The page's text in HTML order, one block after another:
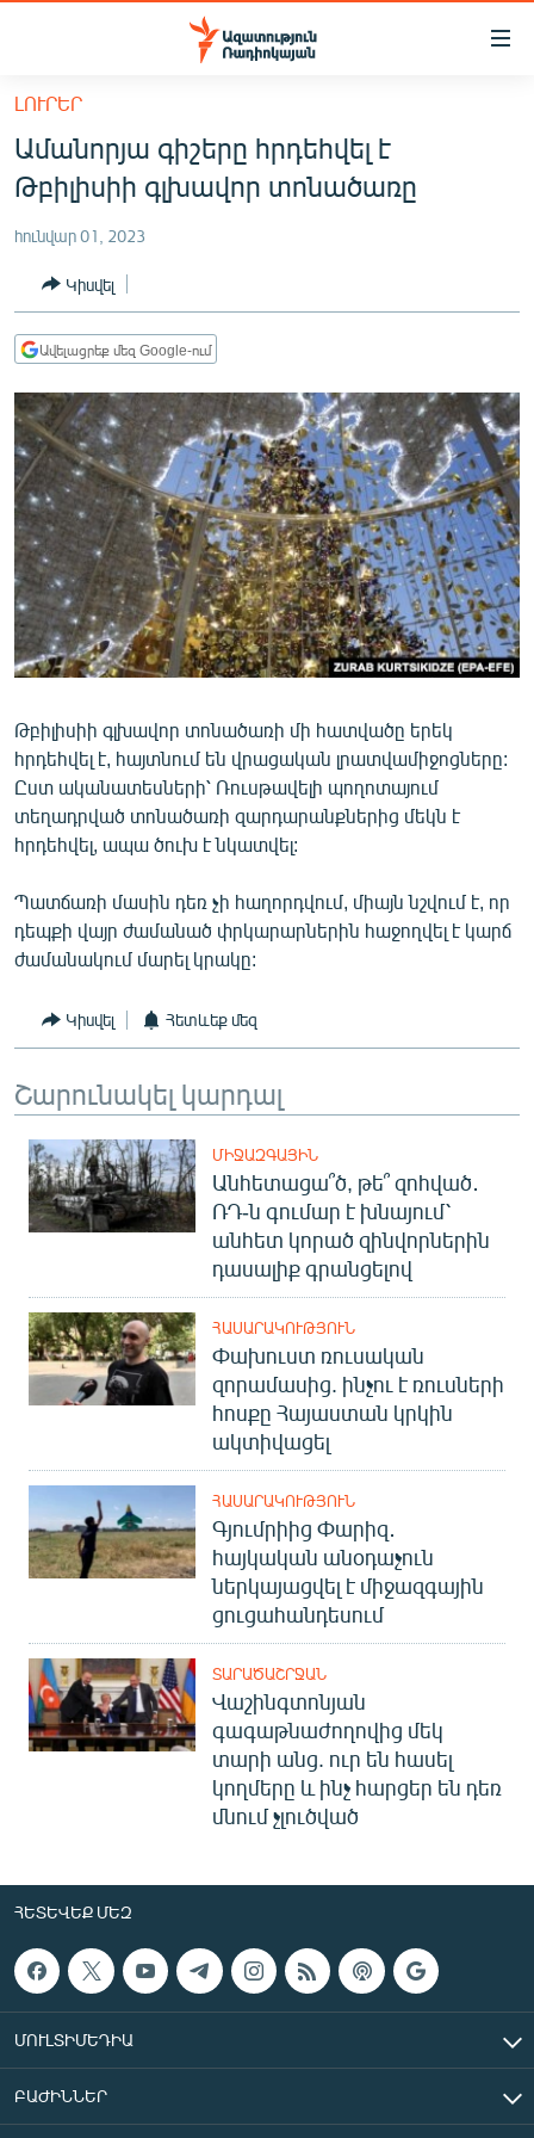
Մատչելիության
հիմնական
բովանդակությանը
Անցնել
հիմնական
մենյուին
ՀԱՅԱՍՏԱՆ
ՔԱՂԱՔԱԿԱՆ
ԸՆՏՐՈՒԹՅՈՒՆՆԵՐ 2026
ԻՐԱՎՈՒՆՔ
ՀԱՍԱՐԱԿՈՒԹՅՈՒՆ
ՂԱՐԱԲԱՂ
ՊԱՏԵՐԱԶՄԻ 6 ՇԱԲԱԹՆԵՐԸ
ՏԱՐԱԾԱՇՐՋԱՆ
ՄԻՋԱԶԳԱՅԻՆ
ՄՇԱԿՈՒՅԹ
ՍՊՈՐՏ
ՄԵԿՆԱԲԱՆՈՒԹՅՈՒՆ
ՏՏ ԵՒ ԻՆՏԵՐՆԵՏ
ԿՈՐՈՆԱՎԻՐՈՒՍ
ԱՐԽԻՎ
ՏԵՍԱՆՅՈՒԹԵՐ
ԲԱՆԱՎԵՃ
ՁԳՏԵԼՈՎ ԼԱՎԱԳՈՒՅՆԻՆ
Հայերեն
English
ՀԵՏԵՎԵՔ ՄԵԶ
«Ազատության» բոլոր կայքերը
ԼՈՒՐԵՐ
Ամանորյա գիշերը հրդեհվել է
Թբիլիսիի գլխավոր տոնածառը
հունվար 01, 2023
Կիսվել
Ավելացրեք մեզ Google-ում
Թբիլիսիի գլխավոր տոնածառի մի հատվածը երեկ
հրդեհվել է, հայտնում են վրացական լրատվամիջոցները:
Ըստ ականատեսների՝ Ռուսթավելի պողոտայում
տեղադրված տոնածառի զարդարանքներից մեկն է
հրդեհվել, ապա ծուխ է նկատվել:
Պատճառի մասին դեռ չի հաղորդվում, միայն նշվում է, որ
դեպքի վայր ժամանած փրկարարներին հաջողվել է կարճ
ժամանակում մարել կրակը:
Կիսվել Հետևեք մեզ
Շարունակել կարդալ
ՄԻՋԱԶԳԱՅԻՆ
Անհետացա՞ծ, թե՞ զոհված․
ՌԴ-ն գումար է խնայում՝
անհետ կորած զինվորներին
դասալիք գրանցելով
ՀԱՍԱՐԱԿՈՒԹՅՈՒՆ
Փախուստ ռուսական
զորամասից. ինչու է ռուսների
հոսքը Հայաստան կրկին
ակտիվացել
ՀԱՍԱՐԱԿՈՒԹՅՈՒՆ
Գյումրիից Փարիզ․
հայկական անօդաչուն
ներկայացվել է միջազգային
ցուցահանդեսում
ՏԱՐԱԾԱՇՐՋԱՆ
Վաշինգտոնյան
գագաթնաժողովից մեկ
տարի անց. ուր են հասել
կողմերը և ինչ հարցեր են դեռ
մնում չլուծված
ՀԵՏԵՎԵՔ ՄԵԶ
ՄՈՒԼՏԻՄԵԴԻԱ
ԲԱԺԻՆՆԵՐ